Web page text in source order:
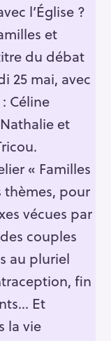
l’Église ?
et
du débat
25 mai, avec
Céline
et
« Familles
thèmes, pour
vécues par
couples
au pluriel
fin
Et
la vie